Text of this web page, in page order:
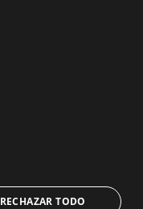
RECHAZAR TODO